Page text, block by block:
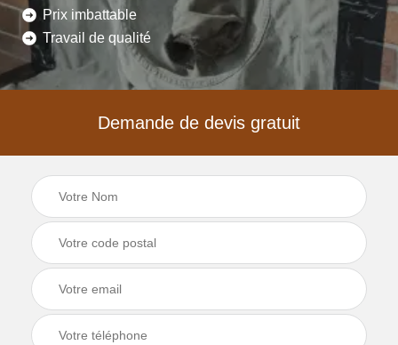
Prix imbattable
Travail de qualité
Demande de devis gratuit